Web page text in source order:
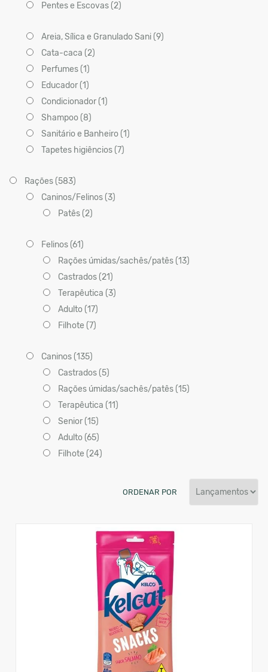
Pentes e Escovas (2)
Areia, Sílica e Granulado Sani (9)
Cata-caca (2)
Perfumes (1)
Educador (1)
Condicionador (1)
Shampoo (8)
Sanitário e Banheiro (1)
Tapetes higiêncios (7)
Rações (583)
Caninos/Felinos (3)
Patês (2)
Felinos (61)
Rações úmidas/sachês/patês (13)
Castrados (21)
Terapêutica (3)
Adulto (17)
Filhote (7)
Caninos (135)
Castrados (5)
Rações úmidas/sachês/patês (15)
Terapêutica (11)
Senior (15)
Adulto (65)
Filhote (24)
ORDENAR POR